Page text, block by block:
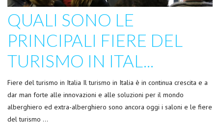
QUALI SONO LE
PRINCIPALI FIERE DEL
TURISMO IN ITAL...
Fiere del turismo in Italia Il turismo in Italia è in continua crescita e a
dar man forte alle innovazioni e alle soluzioni per il mondo
alberghiero ed extra-alberghiero sono ancora oggi i saloni e le fiere
del turismo …